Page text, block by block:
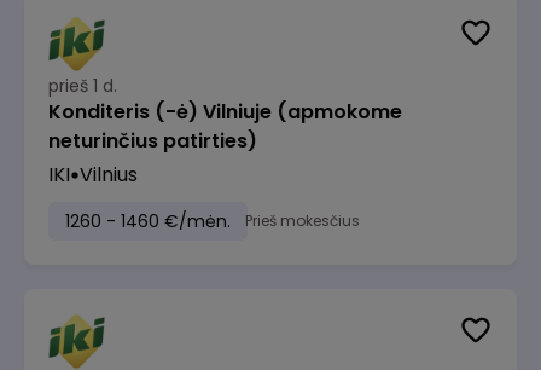
prieš 1 d.
Konditeris (-ė) Vilniuje (apmokome
neturinčius patirties)
IKI Vilnius
1260 - 1460 €/mėn. Prieš mokesčius